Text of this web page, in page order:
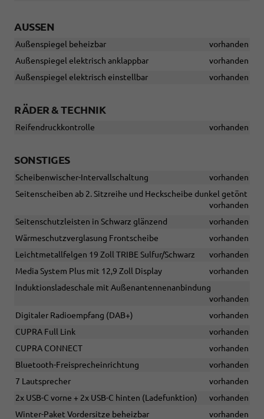
AUSSEN
Außenspiegel beheizbar
vorhanden
Außenspiegel elektrisch anklappbar
vorhanden
Außenspiegel elektrisch einstellbar
vorhanden
RÄDER & TECHNIK
Reifendruckkontrolle vorhanden
SONSTIGES
Scheibenwischer-Intervallschaltung
vorhanden
Seitenscheiben ab 2. Sitzreihe und Heckscheibe dunkel getönt
vorhanden
Seitenschutzleisten in Schwarz glänzend
vorhanden
Wärmeschutzverglasung Frontscheibe
vorhanden
Leichtmetallfelgen 19 Zoll TRIBE Sulfur/Schwarz
vorhanden
Media System Plus mit 12,9 Zoll Display
vorhanden
Induktionsladeschale mit Außenantennenanbindung
vorhanden
Digitaler Radioempfang (DAB+)
vorhanden
CUPRA Full Link
vorhanden
CUPRA CONNECT
vorhanden
Bluetooth-Freisprecheinrichtung
vorhanden
7 Lautsprecher
vorhanden
2x USB-C vorne + 2x USB-C hinten (Ladefunktion)
vorhanden
Winter-Paket Vordersitze beheizbar
vorhanden